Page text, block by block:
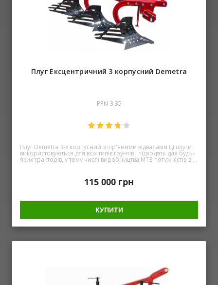
Плуг Ексцентричний 3 корпусний Demetra
PPN-3,35
Плуг Demetra 3-х корпусний з пір'яними відвалами Ці плуги
використовуються для всіх типів ґрунтів і підходять для будь-
яких тракторів, у тому числі виробництва МТЗ потужністю від
забезпечує повний оберт пласта і створює найкращі умови
для розкладання пожнивних залишків. На корпусах
так само долото зроблено з високоміцної сталі, що підвищує
налипає на відвал Вимагають менше тяги, до 20%
пластинами Характеристика 3-х корпусного плуга:
115 000 грн
КУПИТИ